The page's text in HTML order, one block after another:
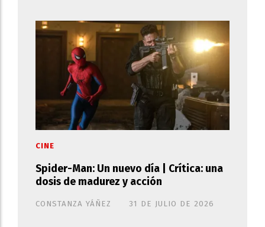
Spider-Man: Un nuevo día | Crítica: una
dosis de madurez y acción
CONSTANZA YÁÑEZ
CINE
31 DE JULIO DE 2026